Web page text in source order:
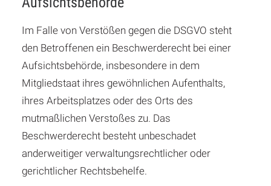
Im Falle von Verstößen gegen die DSGVO steht
den Betroffenen ein Beschwerderecht bei einer
Aufsichtsbehörde, insbesondere in dem
Mitgliedstaat ihres gewöhnlichen Aufenthalts,
ihres Arbeitsplatzes oder des Orts des
mutmaßlichen Verstoßes zu. Das
Beschwerderecht besteht unbeschadet
anderweitiger verwaltungsrechtlicher oder
gerichtlicher Rechtsbehelfe.